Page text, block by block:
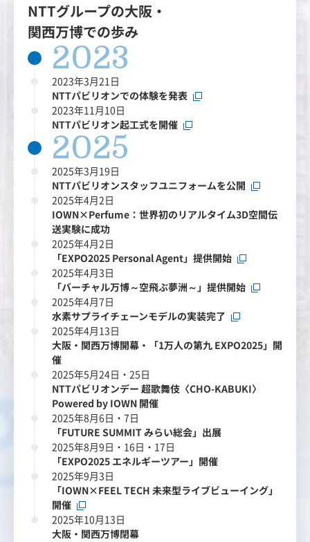
NTTグループの大阪・
関西万博での歩み
2023
2023年3月21日
NTTパビリオンでの体験を発表
2023年11月10日
NTTパビリオン起工式を開催
2025
2025年3月19日
NTTパビリオンスタッフユニフォームを公開
2025年4月2日
IOWN×Perfume：世界初のリアルタイム3D空間伝
送実験に成功
2025年4月2日
「EXPO2025 Personal Agent」提供開始
2025年4月3日
「バーチャル万博～空飛ぶ夢洲～」提供開始
2025年4月7日
水素サプライチェーンモデルの実装完了
2025年4月13日
大阪・関西万博開幕・「1万人の第九 EXPO2025」開
催
2025年5月24日・25日
NTTパビリオンデー 超歌舞伎〈CHO-KABUKI〉
Powered by IOWN 開催
2025年8月6日・7日
「FUTURE SUMMIT みらい総会」出展
2025年8月9日・16日・17日
「EXPO2025 エネルギーツアー」開催
2025年9月3日
「IOWN×FEEL TECH 未来型ライブビューイング」
開催
2025年10月13日
大阪・関西万博閉幕